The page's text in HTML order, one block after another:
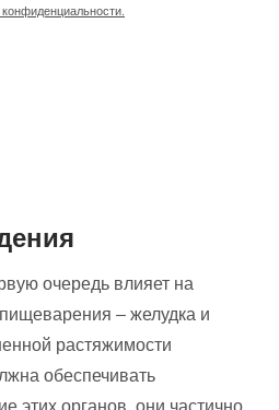
очередь влияет на
– желудка и
растяжимости
обеспечивать
этих органов, они частично